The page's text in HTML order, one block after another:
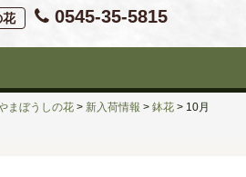
花 0545-35-5815
まぼうしの花 > 新入荷情報 > 鉢花 > 10月